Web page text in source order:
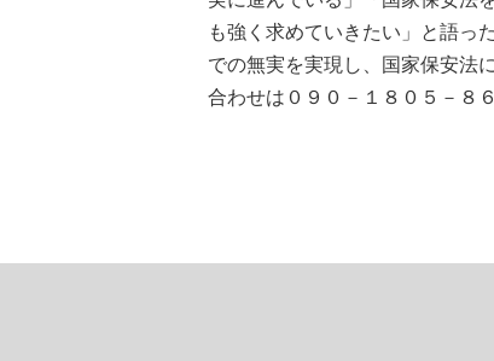
も強く求めていきたい」と語っ
での無実を実現し、国家保安法
合わせは０９０－１８０５－８